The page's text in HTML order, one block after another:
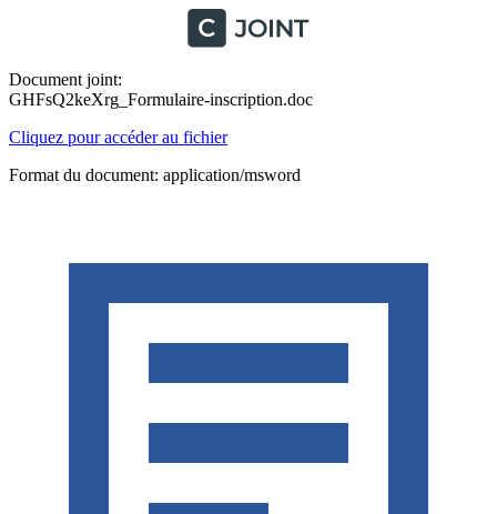
Document joint:
GHFsQ2keXrg_Formulaire-inscription.doc
Cliquez pour accéder au fichier
Format du document: application/msword